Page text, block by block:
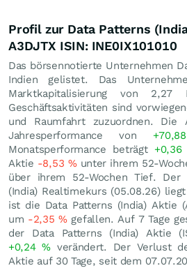
Profil zur Data Patterns
A3DJTX ISIN: INE0IX101010
Das börsennotierte Unternehmen
Indien gelistet. Das
Marktkapitalisierung von 2,27
Geschäftsaktivitäten sind
und Raumfahrt zuzuordnen. Die
Jahresperformance von
Monatsperformance beträgt
Aktie -8,53 %unter ihrem 52-
über ihrem 52-Wochen Tief. Der
(India) Realtimekurs (05.08.26)
ist die Data Patterns (India) Aktie
um -2,35%gefallen. Auf 7 Tage
der Data Patterns (India) Aktie
+0,24% verändert. Der Verlust
Aktie auf 30 Tage, seit dem